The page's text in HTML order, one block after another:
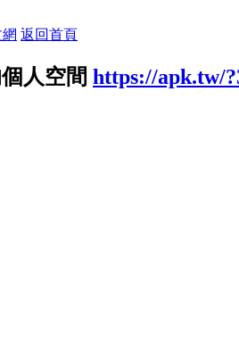
返回首頁
人空間 https://apk.tw/